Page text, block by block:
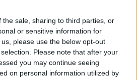
the sale, sharing to third parties, or
or sensitive information for
please use the below opt-out
Please note that after your
you may continue seeing
on personal information utilized by
ΠΡΙΝ 10 ΏΡΕΣ
Τα προβλήματα ξεκίνησαν μετά την
επιστροφή του από τον στρατό